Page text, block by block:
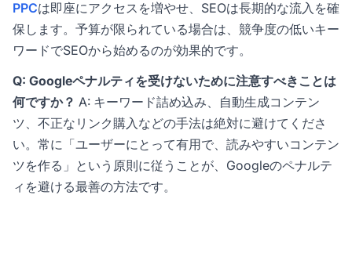
PPCは即座にアクセスを増やせ、SEOは長期的な流入を確
保します。予算が限られている場合は、競争度の低いキー
ワードでSEOから始めるのが効果的です。
Q: Googleペナルティを受けないために注意すべきことは
何ですか？ A: キーワード詰め込み、自動生成コンテン
ツ、不正なリンク購入などの手法は絶対に避けてくださ
い。常に「ユーザーにとって有用で、読みやすいコンテン
ツを作る」という原則に従うことが、Googleのペナルテ
ィを避ける最善の方法です。